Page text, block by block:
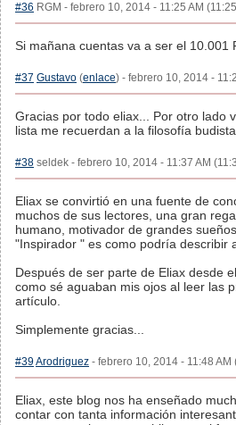
#36 RGM - febrero 10, 2014 - 11:25 AM
Si mañana cuentas va a ser el 10.001
#37 Gustavo (enlace) - febrero 10, 2014 -
Gracias por todo eliax... Por otro lado
lista me recuerdan a la filosofía budista.
#38 seldek - febrero 10, 2014 - 11:37 AM
Eliax se convirtió en una fuente de
muchos de sus lectores, una gran
humano, motivador de grandes
"Inspirador " es como podría describir
Después de ser parte de Eliax desde
como sé aguaban mis ojos al leer las
artículo.
Simplemente gracias...
#39Arodriguez - febrero 10, 2014 - 11:48 AM
Eliax, este blog nos ha enseñado
contar con tanta información